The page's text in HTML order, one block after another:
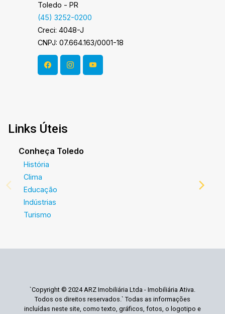
Toledo - PR
(45) 3252-0200
Creci: 4048-J
CNPJ: 07.664.163/0001-18
Links Úteis
Conheça Toledo
História
Clima
Educação
Indústrias
Turismo
`Copyright © 2024 ARZ Imobiliária Ltda - Imobiliária Ativa.
Todos os direitos reservados.` Todas as informações
incluídas neste site, como texto, gráficos, fotos, o logotipo e